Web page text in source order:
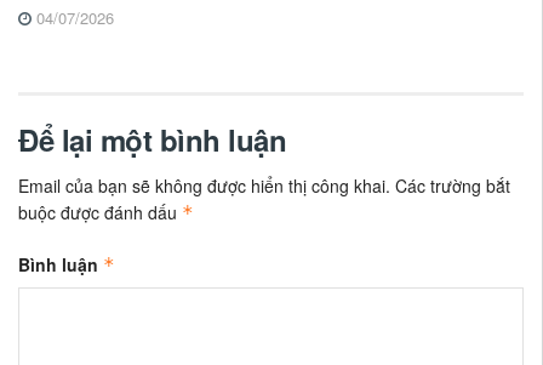
04/07/2026
Để lại một bình luận
Email của bạn sẽ không được hiển thị công khai. Các trường bắt
buộc được đánh dấu *
Bình luận *